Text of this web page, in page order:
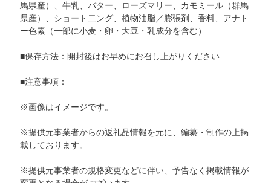
馬県産）、牛乳、バター、ローズマリー、カモミール（群馬
県産）、ショート二ング、植物油脂／膨張剤、香料、アナト
ー色素（一部に小麦・卵・大豆・乳成分を含む）
■保存方法：開封後はお早めにお召し上がりください
■注意事項：
※画像はイメージです。
※提供元事業者からの返礼品情報を元に、編纂・制作の上掲
載しております。
※提供元事業者の規格変更などに伴い、予告なく掲載情報が